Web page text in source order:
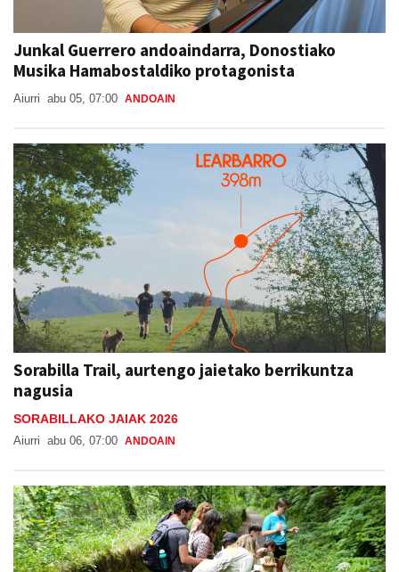
Junkal Guerrero andoaindarra, Donostiako
Musika Hamabostaldiko protagonista
Aiurri abu 05, 07:00 ANDOAIN
Sorabilla Trail, aurtengo jaietako berrikuntza
nagusia
SORABILLAKO JAIAK 2026
Aiurri abu 06, 07:00 ANDOAIN